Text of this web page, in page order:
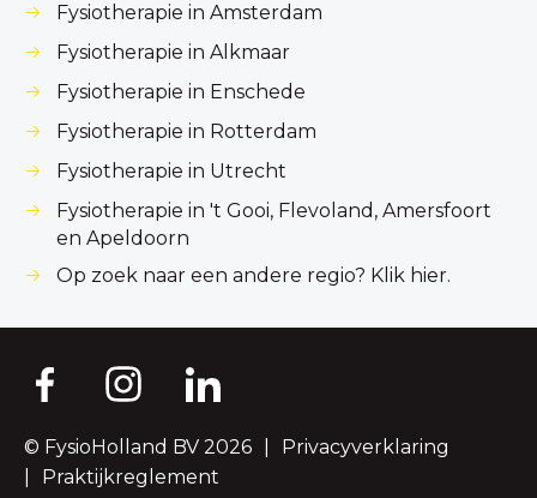
Fysiotherapie in Amsterdam
Fysiotherapie in Alkmaar
Fysiotherapie in Enschede
Fysiotherapie in Rotterdam
Fysiotherapie in Utrecht
Fysiotherapie in 't Gooi, Flevoland, Amersfoort
en Apeldoorn
Op zoek naar een andere regio? Klik hier.
© FysioHolland BV 2026
Privacyverklaring
Praktijkreglement